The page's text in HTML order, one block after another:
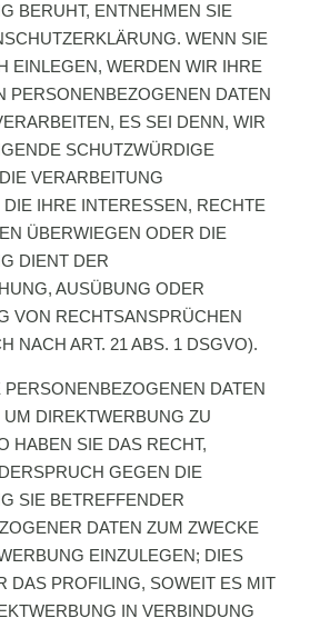
BERUHT, ENTNEHMEN SIE
WENN SIE
EINLEGEN, WERDEN WIR IHRE
PERSONENBEZOGENEN DATEN
ES SEI DENN, WIR
SCHUTZWÜRDIGE
VERARBEITUNG
IHRE INTERESSEN, RECHTE
ÜBERWIEGEN ODER DIE
DIENT DER
AUSÜBUNG ODER
VON RECHTSANSPRÜCHEN
NACH ART. 21 ABS. 1 DSGVO).
DATEN
UM DIREKTWERBUNG ZU
HABEN SIE DAS RECHT,
GEGEN DIE
SIE BETREFFENDER
DATEN ZUM ZWECKE
EINZULEGEN; DIES
DAS PROFILING, SOWEIT ES MIT
IN VERBINDUNG